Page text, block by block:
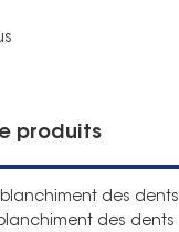
produits
des dents
des dents